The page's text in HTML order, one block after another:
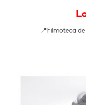
📍Filmoteca